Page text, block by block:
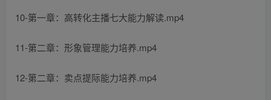
10-第一章：高转化主播七大能力解读.mp4
11-第二章：形象管理能力培养.mp4
12-第二章：卖点提际能力培养.mp4